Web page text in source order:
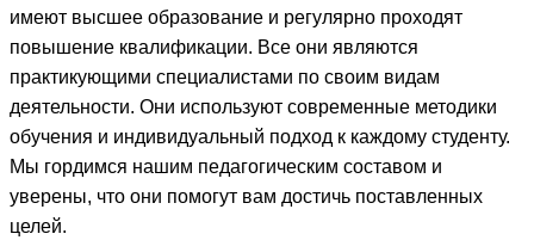
имеют высшее образование и регулярно проходят
повышение квалификации. Все они являются
практикующими специалистами по своим видам
деятельности. Они используют современные методики
обучения и индивидуальный подход к каждому студенту.
Мы гордимся нашим педагогическим составом и
уверены, что они помогут вам достичь поставленных
целей.